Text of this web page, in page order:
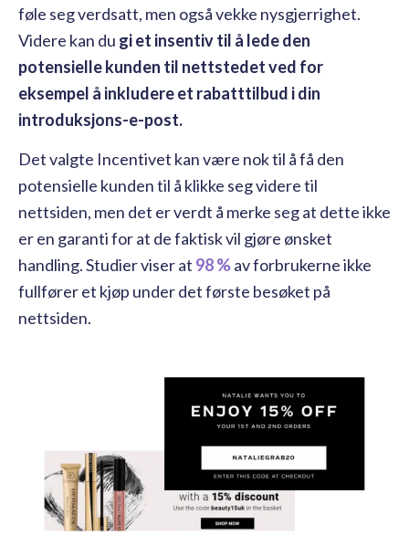
føle seg verdsatt, men også vekke nysgjerrighet.
Videre kan du gi et insentiv til å lede den
potensielle kunden til nettstedet ved for
eksempel å inkludere et rabatttilbud i din
introduksjons-e-post.
Det valgte Incentivet kan være nok til å få den
potensielle kunden til å klikke seg videre til
nettsiden, men det er verdt å merke seg at dette ikke
er en garanti for at de faktisk vil gjøre ønsket
handling. Studier viser at 98 %av forbrukerne ikke
fullfører et kjøp under det første besøket på
nettsiden.